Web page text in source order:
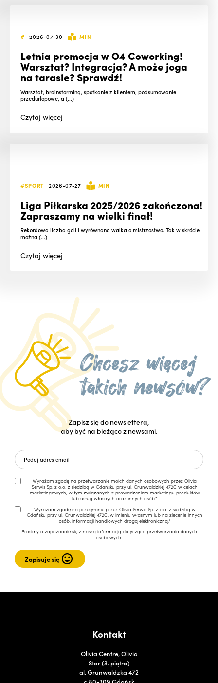
# 2026-07-30 MIN
Letnia promocja w O4 Coworking!
Warsztat? Integracja? A może joga
na tarasie? Sprawdź!
Warsztat, brainstorming, spotkanie z klientem, podsumowanie
przedurlopowe, a (...)
Czytajwięcej
#SPORT 2026-07-27 MIN
Liga Piłkarska 2025/2026 zakończona!
Zapraszamy na wielki finał!
Rekordowa liczba goli i wyrównana walka o mistrzostwo. Tak w skrócie
można (...)
Czytajwięcej
Zapisz się do newslettera,
aby być na bieżąco z newsami.
Wyrażam zgodę na przetwarzanie moich danych osobowych przez Olivia
Serwis Sp. z o.o. z siedzibą w Gdańsku przy ul. Grunwaldzkiej 472C w celach
marketingowych, w tym związanych z prowadzeniem marketingu produktów
lub usług własnych oraz innych osób.*
Wyrażam zgodę na przesyłanie przez Olivia Serwis Sp. z o.o. z siedzibą w
Gdańsku przy ul. Grunwaldzkiej 472C, w imieniu własnym lub na zlecenie innych
osób, informacji handlowych drogą elektroniczną.*
Prosimy o zapoznanie się z naszą informacją dotyczącą przetwarzania danych
osobowych.
Kontakt
Olivia Centre, Olivia
Star (3. piętro)
al. Grunwaldzka 472